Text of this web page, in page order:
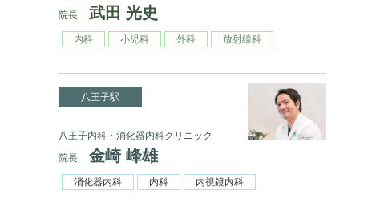
院長
武田 光史
内科 小児科 外科 放射線科
八王子駅
八王子内科・消化器内科クリニック
院長
金崎 峰雄
消化器内科 内科 内視鏡内科